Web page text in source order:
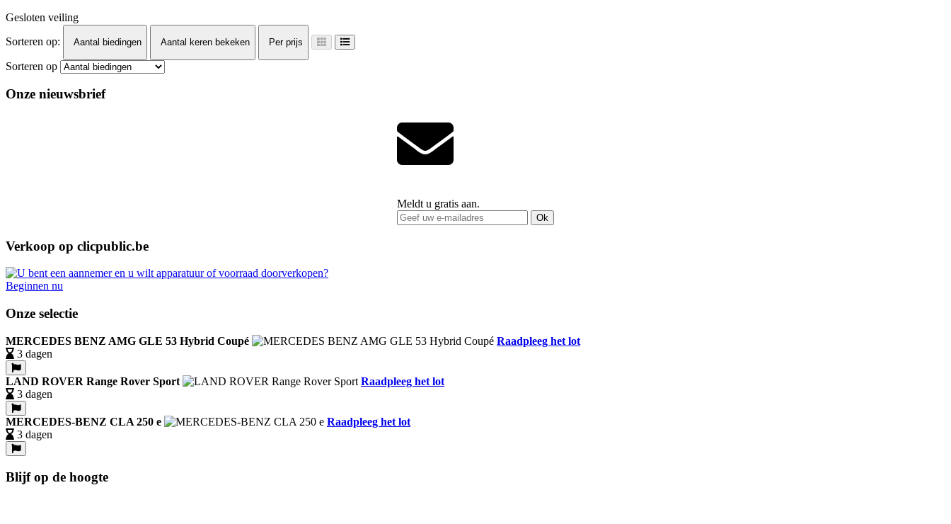
Gesloten veiling
Sorteren op:
Aantal biedingen Aantal keren bekeken Per prijs
Sorteren op
Onze nieuwsbrief
Meldt u gratis aan.
Ok
Verkoop op clicpublic.be
Beginnen nu
Onze selectie
MERCEDES BENZ AMG GLE 53 Hybrid Coupé
Raadpleeg het lot
3 dagen
LAND ROVER Range Rover Sport
Raadpleeg het lot
3 dagen
MERCEDES-BENZ CLA 250 e
Raadpleeg het lot
3 dagen
Blijf op de hoogte